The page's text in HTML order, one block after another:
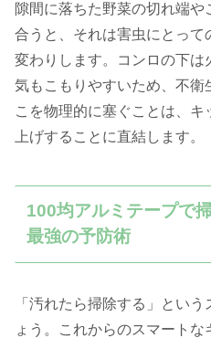
隙間に落ちた野菜の切れ端や
合うと、それは害虫にとっ
変わりします。コンロの下
気もこもりやすいため、不衛
こを物理的に塞ぐことは、
上げすることに直結します。
100均アルミテープで
最強の予防術
「汚れたら掃除する」とい
ょう。これからのスマート